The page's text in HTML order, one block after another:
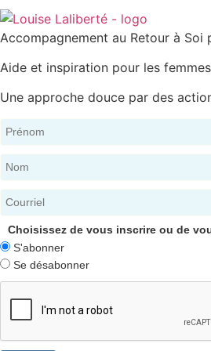
Accompagnement au Retour à
Aide et inspiration pour les
Une approche douce par des
Choisissez de vous inscrire ou de
S'abonner
Se désabonner